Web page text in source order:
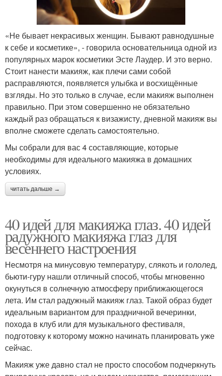
«Не бывает некрасивых женщин. Бывают равнодушные
к себе и косметике», - говорила основательница одной из
популярных марок косметики Эсте Лаудер. И это верно.
Стоит нанести макияж, как плечи сами собой
расправляются, появляется улыбка и восхищённые
взгляды. Но это только в случае, если макияж выполнен
правильно. При этом совершенно не обязательно
каждый раз обращаться к визажисту, дневной макияж вы
вполне сможете сделать самостоятельно.
Мы собрали для вас 4 составляющие, которые
необходимы для идеального макияжа в домашних
условиях.
читать дальше →
40 идей для макияжа глаз. 40 идей
радужного макияжа глаз для
весеннего настроения
Несмотря на минусовую температуру, слякоть и гололед,
бьюти-гуру нашли отличный способ, чтобы мгновенно
окунуться в солнечную атмосферу приближающегося
лета. Им стал радужный макияж глаз. Такой образ будет
идеальным вариантом для праздничной вечеринки,
похода в клуб или для музыкального фестиваля,
подготовку к которому можно начинать планировать уже
сейчас.
Макияж уже давно стал не просто способом подчеркнуть